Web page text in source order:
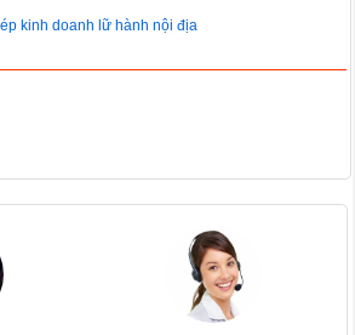
kinh doanh lữ hành nội địa